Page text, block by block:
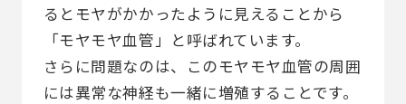
るとモヤがかかったように見えることから
「モヤモヤ血管」と呼ばれています。
さらに問題なのは、このモヤモヤ血管の周囲
には異常な神経も一緒に増殖することです。